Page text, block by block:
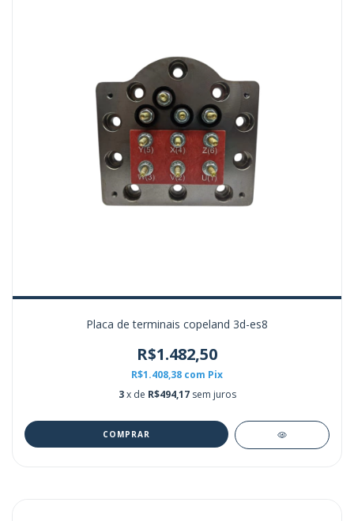
Placa de terminais copeland 3d-es8
R$1.482,50
R$1.408,38 com Pix
3 x de R$494,17 sem juros